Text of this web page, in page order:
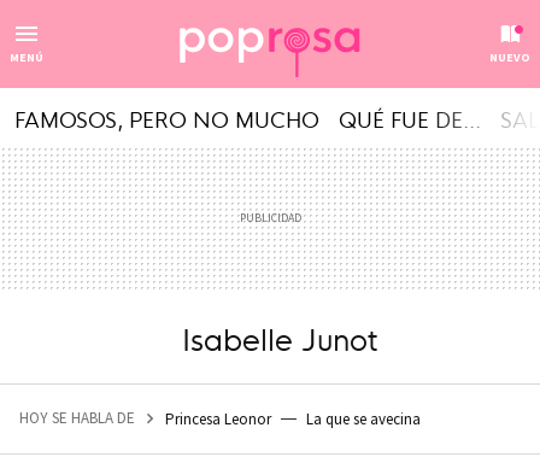
MENÚ NUEVO
FAMOSOS, PERO NO MUCHO QUÉ FUE DE...
Isabelle Junot
HOY SE HABLA DE Princesa Leonor La que se avecina